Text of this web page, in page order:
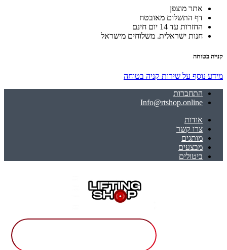
אתר מוצפן
דף התשלום מאובטח
החזרות עד 14 יום חינם
חנות ישראלית. משלוחים מישראל
קנייה בטוחה
מידע נוסף על שירות קניה בטוחה
התחברות
Info@rtshop.online
אודות
צרו קשר
מותגים
מבצעים
ביטולים